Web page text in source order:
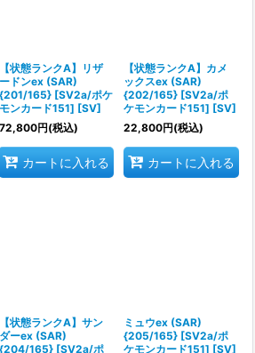
【状態ランクA】リザ
ードンex (SAR)
{201/165} [SV2a/ポケ
モンカード151] [SV]
72,800円(税込)
カートに入れる
【状態ランクA】カメ
ックスex (SAR)
{202/165} [SV2a/ポ
ケモンカード151] [SV]
22,800円(税込)
カートに入れる
【状態ランクA】サン
ダーex (SAR)
{204/165} [SV2a/ポ
ミュウex (SAR)
{205/165} [SV2a/ポ
ケモンカード151] [SV]